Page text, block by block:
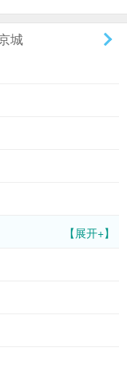
城
【展开+】